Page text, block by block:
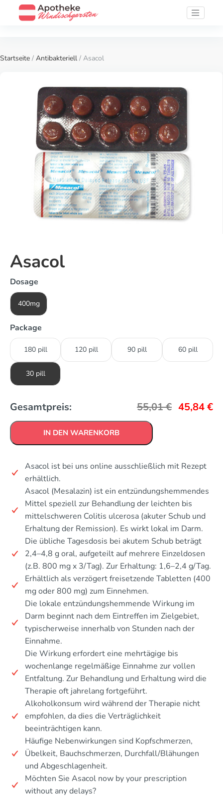
Startseite / Antibakteriell / Asacol
Asacol
Dosage
400mg
Package
180 pill 120 pill 90 pill 60 pill
30 pill
Gesamtpreis: 55,01€ 45,84€
IN DEN WARENKORB
Asacol ist bei uns online ausschließlich mit Rezept
erhältlich.
Asacol (Mesalazin) ist ein entzündungshemmendes
Mittel speziell zur Behandlung der leichten bis
mittelschweren Colitis ulcerosa (akuter Schub und
Erhaltung der Remission). Es wirkt lokal im Darm.
Die übliche Tagesdosis bei akutem Schub beträgt
2,4–4,8 g oral, aufgeteilt auf mehrere Einzeldosen
(z.B. 800 mg x 3/Tag). Zur Erhaltung: 1,6–2,4 g/Tag.
Erhältlich als verzögert freisetzende Tabletten (400
mg oder 800 mg) zum Einnehmen.
Die lokale entzündungshemmende Wirkung im
Darm beginnt nach dem Eintreffen im Zielgebiet,
typischerweise innerhalb von Stunden nach der
Einnahme.
Die Wirkung erfordert eine mehrtägige bis
wochenlange regelmäßige Einnahme zur vollen
Entfaltung. Zur Behandlung und Erhaltung wird die
Therapie oft jahrelang fortgeführt.
Alkoholkonsum wird während der Therapie nicht
empfohlen, da dies die Verträglichkeit
beeinträchtigen kann.
Häufige Nebenwirkungen sind Kopfschmerzen,
Übelkeit, Bauchschmerzen, Durchfall/Blähungen
und Abgeschlagenheit.
Möchten Sie Asacol now by your prescription
without any delays?